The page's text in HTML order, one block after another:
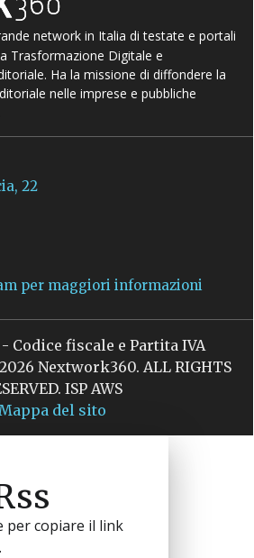
network in Italia di testate e portali
Trasformazione Digitale e
Ha la missione di diffondere la
nelle imprese e pubbliche
22
per maggiori informazioni
Codice fiscale e Partita IVA
Nextwork360. ALL RIGHTS
ISP AWS
Mappa del sito
per copiare il link